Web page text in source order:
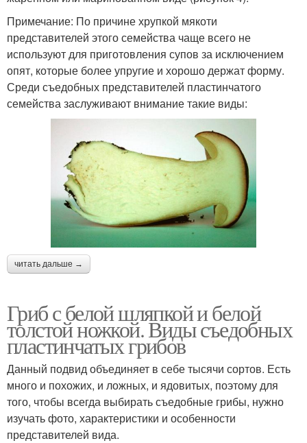
Примечание: По причине хрупкой мякоти
представителей этого семейства чаще всего не
используют для приготовления супов за исключением
опят, которые более упругие и хорошо держат форму.
Среди съедобных представителей пластинчатого
семейства заслуживают внимание такие виды:
читать дальше →
Гриб с белой шляпкой и белой
толстой ножкой. Виды съедобных
пластинчатых грибов
Данный подвид объединяет в себе тысячи сортов. Есть
много и похожих, и ложных, и ядовитых, поэтому для
того, чтобы всегда выбирать съедобные грибы, нужно
изучать фото, характеристики и особенности
представителей вида.